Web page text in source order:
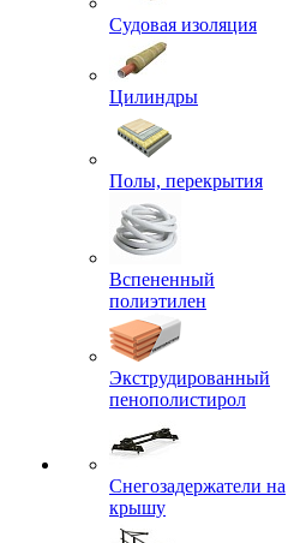
Судовая изоляция
Цилиндры
Полы, перекрытия
Вспененный
полиэтилен
Экструдированный
пенополистирол
Снегозадержатели на
крышу